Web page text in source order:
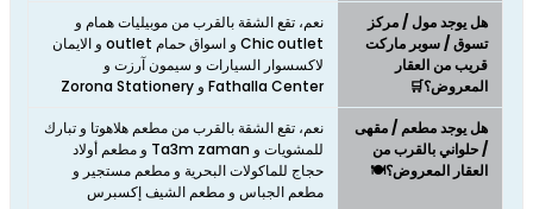
هل يوجد مول / مركز
تسوق / سوبر ماركت
قريب من العقار
المعروض؟🛒
نعم، تقع الشقة بالقرب من موبيليات همام و
Chic outlet و اسواق حمام outlet و الايمان
لاكسسوار السيارات و سيمون آرزت و
Fathalla Center و Zorona Stationery
هل يوجد مطعم / مقهى
/ حلواني بالقرب من
العقار المعروض؟🍽️
نعم، تقع الشقة بالقرب من مطعم هلاهوتا و تبارك
للمشويات و Ta3m zaman و مطعم أولاد
حجاج للماكولات البحرية و مطعم مستجير و
مطعم الجباس و مطعم الشيف إكسبرس